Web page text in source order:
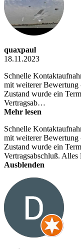
quaxpaul
18.11.2023
Schnelle
mit weiterer Bewertung
Zustand wurde ein
Vertragsab…
Mehr lesen
Schnelle
mit weiterer Bewertung
Zustand wurde ein
Vertragsabschluß.
Ausblenden